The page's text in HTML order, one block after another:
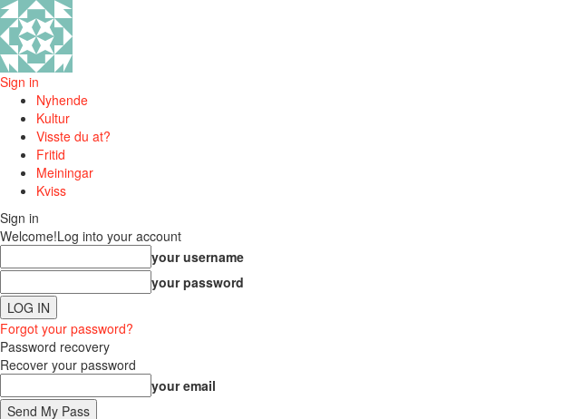
Sign in
Nyhende
Kultur
Visste du at?
Fritid
Meiningar
Kviss
Sign in
Welcome!Log into your account
your username
your password
Forgot your password?
Password recovery
Recover your password
your email